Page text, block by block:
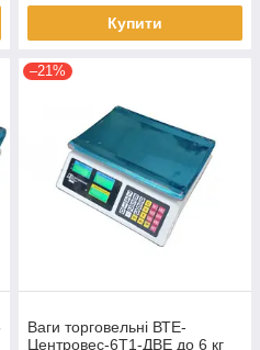
Купити
–21%
Ваги торговельні ВТЕ-
Центровес-6Т1-ДВЕ до 6 кг